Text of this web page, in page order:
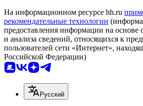
На информационном ресурсе hh.ru
рекомендательные технологии
предоставления информации на основе
и анализа сведений, относящихся к
пользователей сети «Интернет»,
Российской Федерации)
Русский